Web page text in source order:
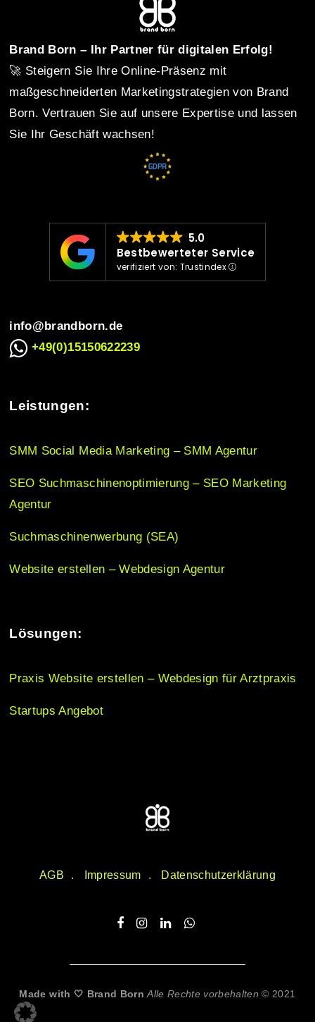
t
n
a
a
t
i
o
n
Brand Born – Ihr Partner für digitalen Erfolg!
🚀 Steigern Sie Ihre Online-Präsenz mit
maßgeschneiderten Marketingstrategien von Brand
Born. Vertrauen Sie auf unsere Expertise und lassen
Sie Ihr Geschäft wachsen!
5.0
Bestbewerteter Service
verifiziert von: Trustindex
info@brandborn.de
+49(0)15150622239
Leistungen:
SMM Social Media Marketing – SMM Agentur
SEO Suchmaschinenoptimierung – SEO Marketing
Agentur
Suchmaschinenwerbung (SEA)
Website erstellen – Webdesign Agentur
Lösungen:
Praxis Website erstellen – Webdesign für Arztpraxis
Startups Angebot
AGB Impressum Datenschutzerklärung
Made with 🤍 Brand Born Alle Rechte vorbehalten © 2021